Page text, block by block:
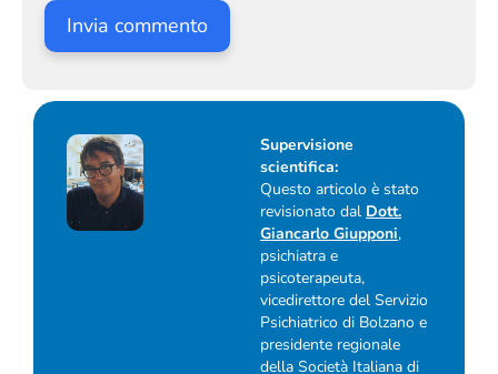
Supervisione
scientifica:
Questo articolo è stato
revisionato dal Dott.
Giancarlo Giupponi,
psichiatra e
psicoterapeuta,
vicedirettore del Servizio
Psichiatrico di Bolzano e
presidente regionale
della Società Italiana di